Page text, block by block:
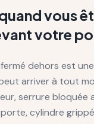
vous
votre
dehors est
arriver à tout
serrure bloquée
cylindre